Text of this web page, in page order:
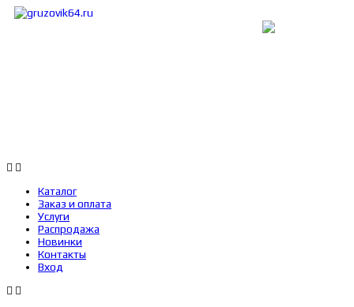
Каталог
Заказ и оплата
Услуги
Распродажа
Новинки
Контакты
Вход